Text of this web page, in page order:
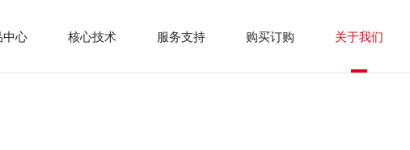
中心 核心技术 服务支持 购买订购 关于我们